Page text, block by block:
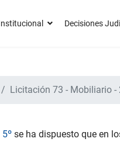
Decisiones
Licitación 73 - Mobiliario -
se ha dispuesto que en